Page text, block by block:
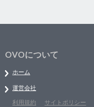
OVOについて
ホーム
運営会社
利用規約
サイトポリシー